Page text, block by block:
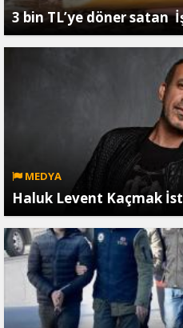
3 bin TL’ye döner satan
MEDYA
Haluk Levent Kaçmak